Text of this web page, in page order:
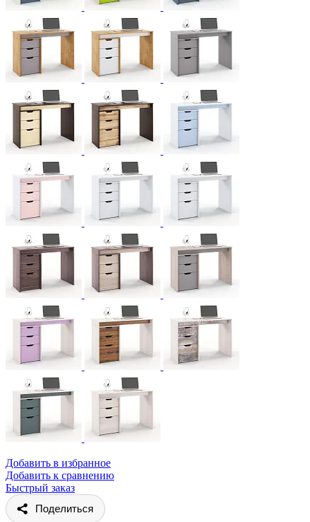
Добавить в избранное
Добавить к сравнению
Быстрый заказ
Поделиться